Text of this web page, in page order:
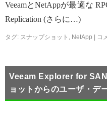
VeeamとNetAppが最適な
Replication (さらに…)
タグ: スナップショット , NetApp コ
Veeam Explorer for
ョットからのユーザ・デ